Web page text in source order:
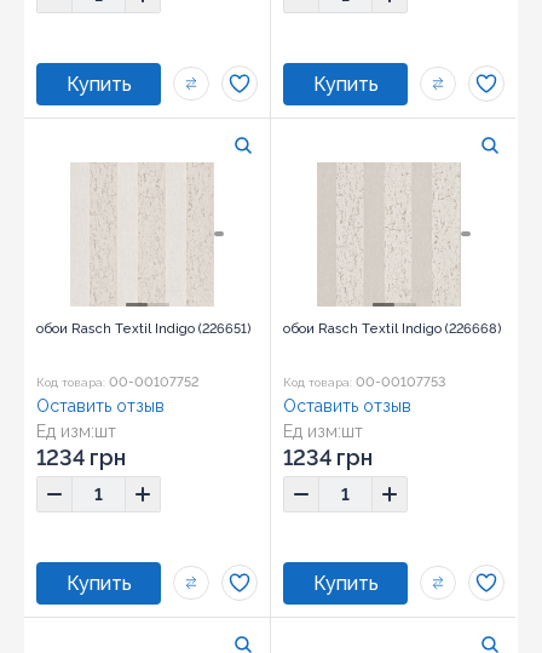
обои Rasch Textil Indigo (226651)
Код товара: 00-00107752
Ед изм:шт
Оставить отзыв
1234 грн
обои Rasch Textil Indigo (226668)
Код товара: 00-00107753
Ед изм:шт
Оставить отзыв
1234 грн